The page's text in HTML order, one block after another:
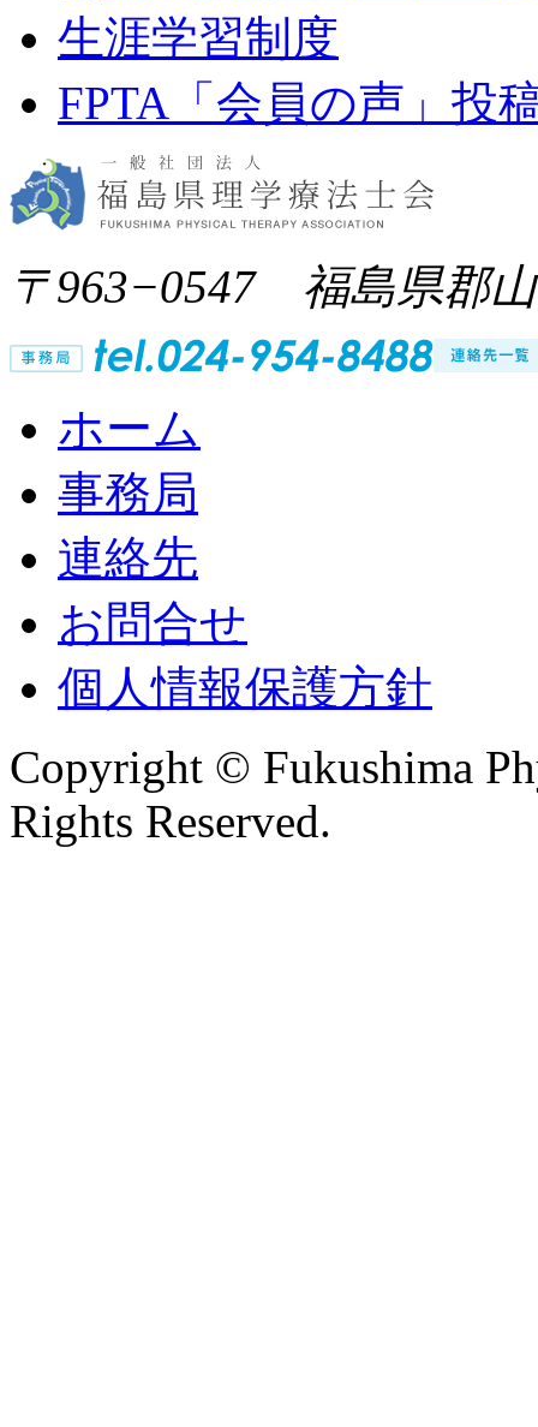
生涯学習制度
FPTA「会員の声」投
〒963−0547 福島県郡
ホーム
事務局
連絡先
お問合せ
個人情報保護方針
Copyright © Fukushima
Rights Reserved.